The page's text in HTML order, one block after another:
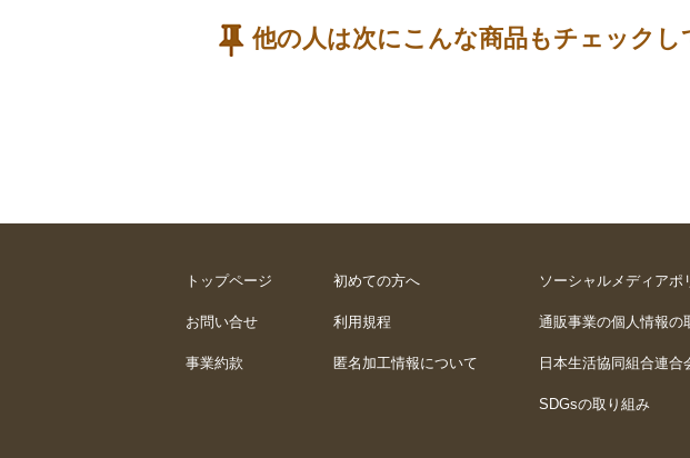
他の人は次にこんな商品もチェックし
トップページ
お問い合せ
事業約款
初めての方へ
利用規程
匿名加工情報について
ソーシャルメディアポ
通販事業の個人情報の
日本生活協同組合連合
SDGsの取り組み